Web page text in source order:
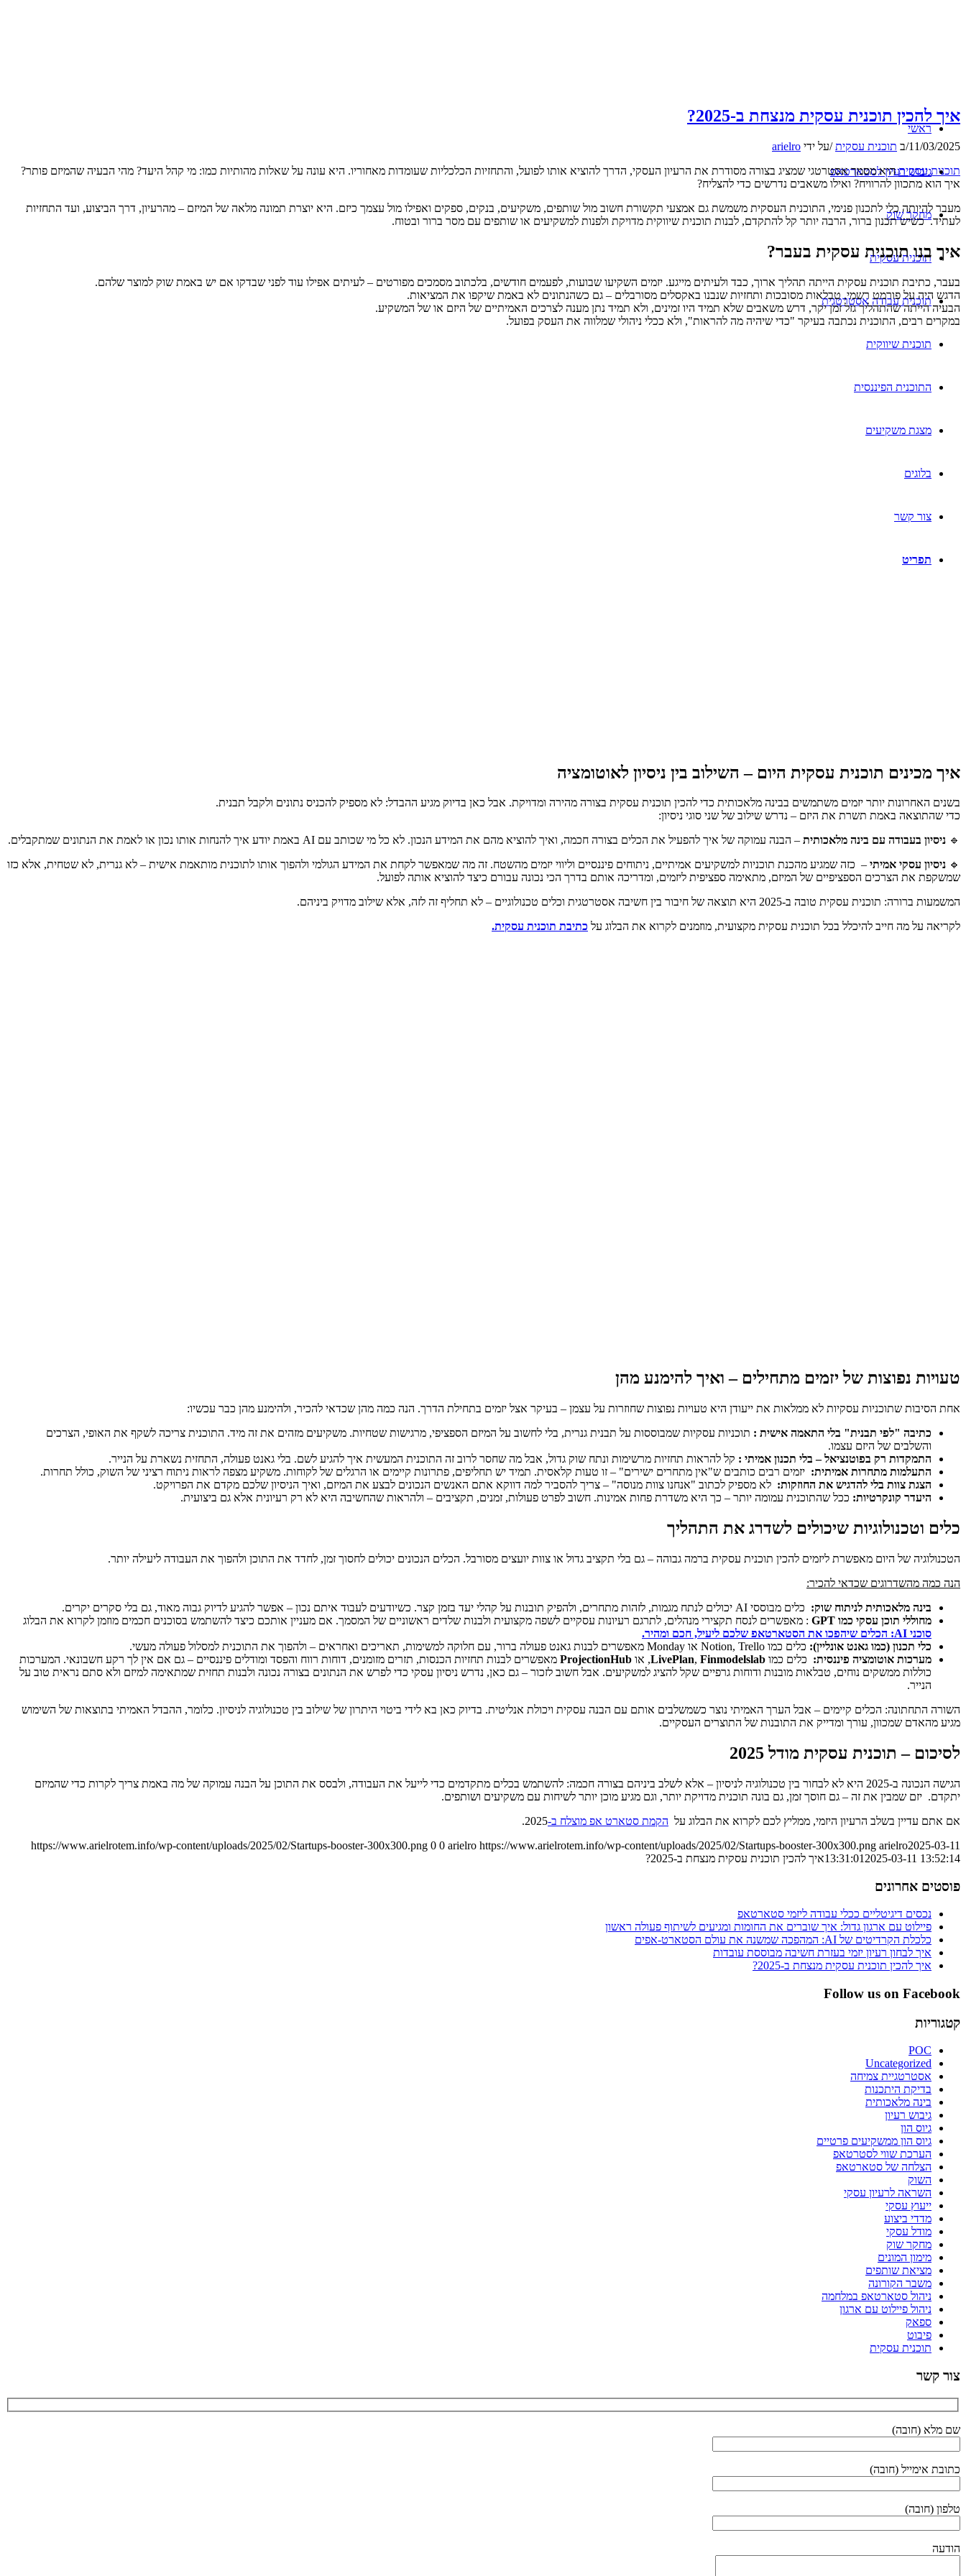
ראשי
גיבוש רעיון לסטארטאפ
מחקר שוק
תוכנית עסקית
תוכנית עבודה אסטרטגית
תוכנית שיווקית
התוכנית הפיננסית
מצגת משקיעים
בלוגים
צור קשר
תפריט
איך להכין תוכנית עסקית מנצחת ב-2025?
11/03/2025
/ב תוכנית עסקית /על ידי arielro
תוכנית עסקיתהיא מסמך אסטרטגי שמציג בצורה מסודרת את הרעיון העסקי, הדרך להוציא אותו לפועל, והתחזיות הכלכליות שעומדות מאחוריו. היא עונה על שאלות מהותיות כמו: מי קהל היעד? מהי הבעיה שהמיזם פותר?
איך הוא מתכוון להרוויח? ואילו משאבים נדרשים כדי להצליח?
מעבר להיותה כלי לתכנון פנימי, התוכנית העסקית משמשת גם אמצעי תקשורת חשוב מול שותפים, משקיעים, בנקים, ספקים ואפילו מול עצמך כיזם. היא יוצרת תמונה מלאה של המיזם – מהרעיון, דרך הביצוע, ועד התחזיות
לעתיד. כשיש תכנון ברור, הרבה יותר קל להתקדם, לבנות תוכנית שיווקית מדויקת ולפנות למשקיעים או שותפים עם מסר ברור ובטוח.
איך בנו תוכנית עסקית בעבר?
בעבר, כתיבת תוכנית עסקית הייתה תהליך ארוך, כבד ולעיתים מייגע. יזמים השקיעו שבועות, לפעמים חודשים, בלכתוב מסמכים מפורטים – לעיתים אפילו עוד לפני שבדקו אם יש באמת שוק למוצר שלהם.
הדגש היה על פורמט רשמי, טבלאות מסובכות ותחזיות שנבנו באקסלים מסורבלים – גם כשהנתונים לא באמת שיקפו את המציאות.
הבעיה הייתה שהתהליך גזל זמן יקר, דרש משאבים שלא תמיד היו זמינים, ולא תמיד נתן מענה לצרכים האמיתיים של היזם או של המשקיע.
במקרים רבים, התוכנית נכתבה בעיקר "כדי שיהיה מה להראות", ולא ככלי ניהולי שמלווה את העסק בפועל.
איך מכינים תוכנית עסקית היום – השילוב בין ניסיון לאוטומציה
בשנים האחרונות יותר יזמים משתמשים בבינה מלאכותית כדי להכין תוכנית עסקית בצורה מהירה ומדויקת. אבל כאן בדיוק מגיע ההבדל: לא מספיק להכניס נתונים ולקבל תבנית.
כדי שהתוצאה באמת תשרת את היזם – נדרש שילוב של שני סוגי ניסיון:
🔹 ניסיון בעבודה עם בינה מלאכותית – הבנה עמוקה של איך להפעיל את הכלים בצורה חכמה, ואיך להוציא מהם את המידע הנכון. לא כל מי שכותב עם AI באמת יודע איך להנחות אותו נכון או לאמת את הנתונים שמתקבלים.
🔹 ניסיון עסקי אמיתי – כזה שמגיע מהכנת תוכניות למשקיעים אמיתיים, ניתוחים פיננסיים וליווי יזמים מהשטח. זה מה שמאפשר לקחת את המידע הגולמי ולהפוך אותו לתוכנית מותאמת אישית – לא גנרית, לא שטחית, אלא כזו
שמשקפת את הצרכים הספציפיים של המיזם, מתאימה ספציפית ליזמים, ומדריכה אותם בדרך הכי נכונה עבורם כיצד להוציא אותה לפועל.
המשמעות ברורה: תוכנית עסקית טובה ב-2025 היא תוצאה של חיבור בין חשיבה אסטרטגית וכלים טכנולוגיים – לא תחליף זה לזה, אלא שילוב מדויק ביניהם.
לקריאה על מה חייב להיכלל בכל תוכנית עסקית מקצועית, מוזמנים לקרוא את הבלוג על כתיבת תוכנית עסקית.
טעויות נפוצות של יזמים מתחילים – ואיך להימנע מהן
אחת הסיבות שתוכניות עסקיות לא ממלאות את ייעודן היא טעויות נפוצות שחוזרות על עצמן – בעיקר אצל יזמים בתחילת הדרך. הנה כמה מהן שכדאי להכיר, ולהימנע מהן כבר עכשיו:
כתיבה "לפי תבנית" בלי התאמה אישית : תוכניות עסקיות שמבוססות על תבנית גנרית, בלי לחשוב על המיזם הספציפי, מרגישות שטחיות. משקיעים מזהים את זה מיד. התוכנית צריכה לשקף את האופי, הצרכים
והשלבים של היזם עצמו.
התמקדות רק בפוטנציאל – בלי תכנון אמיתי : קל להראות תחזיות מרשימות ונתח שוק גדול, אבל מה שחסר לרוב זה התוכנית המעשית איך להגיע לשם. בלי גאנט פעולה, התחזית נשארת על הנייר.
התעלמות מתחרות אמיתית: יזמים רבים כותבים ש"אין מתחרים ישירים" – זו טעות קלאסית. תמיד יש תחליפים, פתרונות קיימים או הרגלים של לקוחות. משקיע מצפה לראות ניתוח רציני של השוק, כולל תחרות.
הצגת צוות בלי להדגיש את החוזקות: לא מספיק לכתוב "אנחנו צוות מנוסה" – צריך להסביר למה דווקא אתם האנשים הנכונים לבצע את המיזם, ואיך הניסיון שלכם מקדם את הפרויקט.
היעדר קונקרטיות: ככל שהתוכנית עמומה יותר – כך היא משדרת פחות אמינות. חשוב לפרט פעולות, זמנים, תקציבים – ולהראות שהחשיבה היא לא רק רעיונית אלא גם ביצועית.
כלים וטכנולוגיות שיכולים לשדרג את התהליך
הטכנולוגיה של היום מאפשרת ליזמים להכין תוכנית עסקית ברמה גבוהה – גם בלי תקציב גדול או צוות יועצים מסורבל. הכלים הנכונים יכולים לחסוך זמן, לחדד את התוכן ולהפוך את העבודה ליעילה יותר.
הנה כמה מהשדרוגים שכדאי להכיר:
בינה מלאכותית לניתוח שוק: כלים מבוססי AI יכולים לנתח מגמות, לזהות מתחרים, ולהפיק תובנות על קהלי יעד בזמן קצר. כשיודעים לעבוד איתם נכון – אפשר להגיע לדיוק גבוה מאוד, גם בלי סקרים יקרים.
מחוללי תוכן עסקי כמו
: מאפשרים לנסח תקצירי מנהלים, לתרגם רעיונות עסקיים לשפה מקצועית ולבנות שלדים ראשוניים של המסמך. אם מעניין אותכם כיצד להשתמש בסוכנים חכמים מוזמן לקרוא את הבלוג
סוכני AI: הכלים שיהפכו את הסטארטאפ שלכם ליעיל, חכם ומהיר.
כלי תכנון (כמו גאנט אונליין): כלים כמו Notion, Trello או Monday מאפשרים לבנות גאנט פעולה ברור, עם חלוקה למשימות, תאריכים ואחראים – ולהפוך את התוכנית למסלול פעולה מעשי.
מערכות אוטומציה פיננסית: כלים כמו LivePlan, Finmodelslab , או ProjectionHub מאפשרים לבנות תחזיות הכנסות, תזרים מזומנים, דוחות רווח והפסד ומודלים פיננסיים – גם אם אין לך רקע חשבונאי. המערכות
כוללות ממשקים נוחים, טבלאות מובנות ודוחות גרפיים שקל להציג למשקיעים. אבל חשוב לזכור – גם כאן, נדרש ניסיון עסקי כדי לפרש את הנתונים בצורה נכונה ולבנות תחזית שמתאימה למיזם ולא סתם נראית טוב על
הנייר.
השורה התחתונה: הכלים קיימים – אבל הערך האמיתי נוצר כשמשלבים אותם עם הבנה עסקית ויכולת אנליטית. בדיוק כאן בא לידי ביטוי היתרון של שילוב בין טכנולוגיה לניסיון. כלומר, ההבדל האמיתי בתוצאות של השימוש
מגיע מהאדם שמכוון, עורך ומדייק את התובנות של התוצרים העסקיים.
לסיכום – תוכנית עסקית מודל 2025
הגישה הנכונה ב-2025 היא לא לבחור בין טכנולוגיה לניסיון – אלא לשלב ביניהם בצורה חכמה: להשתמש בכלים מתקדמים כדי לייעל את העבודה, ולבסס את התוכן על הבנה עמוקה של מה באמת צריך לקרות כדי שהמיזם
יתקדם. יזם שמבין את זה – גם חוסך זמן, גם בונה תוכנית מדויקת יותר, וגם מגיע מוכן יותר לשיחות עם משקיעים ושותפים.
אם אתם עדיין בשלב הרעיון היזמי, ממליץ לכם לקרוא את הבלוג על הקמת סטארט אפ מוצלח ב-2025.
https://www.arielrotem.info/wp-content/uploads/2025/02/Startups-booster-300x300.png 0 0 arielro https://www.arielrotem.info/wp-content/uploads/2025/02/Startups-booster-300x300.png arielro2025-03-11
13:31:01 2025-03-11 13:52:14 איך להכין תוכנית עסקית מנצחת ב-2025?
פוסטים אחרונים
נכסים דיגיטליים ככלי עבודה ליזמי סטארטאפ
פיילוט עם ארגון גדול: איך שוברים את החומות ומגיעים לשיתוף פעולה ראשון
כלכלת הקרדיטים של AI: המהפכה שמשנה את עולם הסטארט-אפים
איך לבחון רעיון יזמי בעזרת חשיבה מבוססת עובדות
איך להכין תוכנית עסקית מנצחת ב-2025?
Follow us on Facebook
קטגוריות
POC
Uncategorized
אסטרטגיית צמיחה
בדיקת היתכנות
בינה מלאכותית
גיבוש רעיון
גיוס הון
גיוס הון ממשקיעים פרטיים
הערכת שווי לסטרטאפ
הצלחה של סטארטאפ
השוק
השראה לרעיון עסקי
ייעוץ עסקי
מדדי ביצוע
מודל עסקי
מחקר שוק
מימון המונים
מציאת שותפים
משבר הקורונה
ניהול סטארטאפ במלחמה
ניהול פיילוט עם ארגון
ספאק
פיבוט
תוכנית עסקית
צור קשר
שם מלא (חובה)
כתובת אימייל (חובה)
טלפון (חובה)
הודעה